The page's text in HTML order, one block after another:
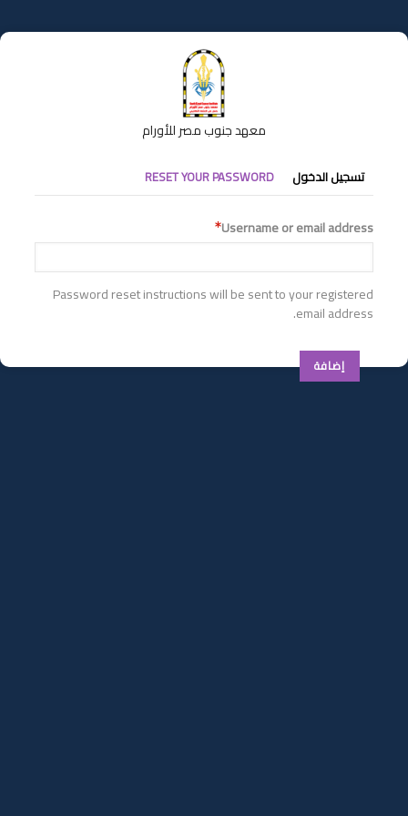
إلى
المحتوى
معهد جنوب مصر للأورام
التبويبات
الأساسية
تسجيل الدخول RESET YOUR PASSWORD
Username or email address
Password reset instructions will be sent to your registered
email address.